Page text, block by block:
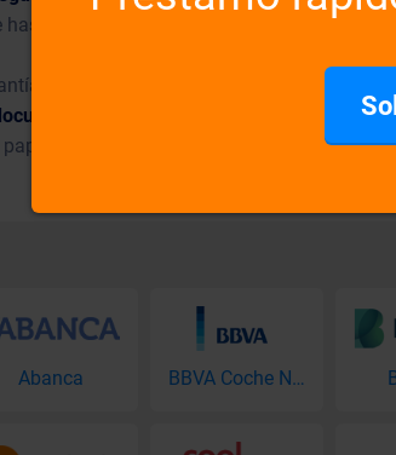
300 € con vencimiento a 30 días.
de que no es necesario.
que lo demuestran?
alrededor.
Abanca BBVA Coche Nuevo